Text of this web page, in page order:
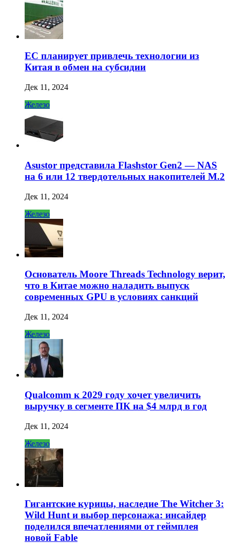
ЕС планирует привлечь технологии из
Китая в обмен на субсидии
Дек 11, 2024
Железо
Asustor представила Flashstor Gen2 — NAS
на 6 или 12 твердотельных накопителей M.2
Дек 11, 2024
Железо
Основатель Moore Threads Technology верит,
что в Китае можно наладить выпуск
современных GPU в условиях санкций
Дек 11, 2024
Железо
Qualcomm к 2029 году хочет увеличить
выручку в сегменте ПК на $4 млрд в год
Дек 11, 2024
Железо
Гигантские курицы, наследие The Witcher 3:
Wild Hunt и выбор персонажа: инсайдер
поделился впечатлениями от геймплея
новой Fable